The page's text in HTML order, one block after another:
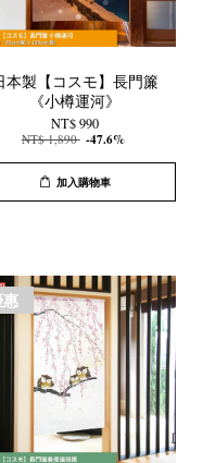
本製【コスモ】長門簾
《小樽運河》
NT$ 990
NT$ 1,890 -47.6%
加入購物車